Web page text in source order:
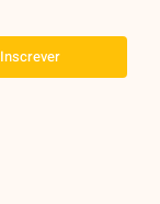
Inscrever